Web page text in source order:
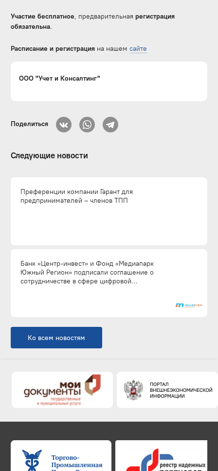
Участие бесплатное, предварительная регистрация
обязательна.
Расписание и регистрация на нашемсайте
ООО "Учет и Консалтинг"
Поделиться
Следующие новости
Преференции компании Гарант для
предпринимателей – членов ТПП
Банк «Центр-инвест» и Фонд «Медиапарк
Южный Регион» подписали соглашение о
сотрудничестве в сфере цифровой
Ко всем новостям